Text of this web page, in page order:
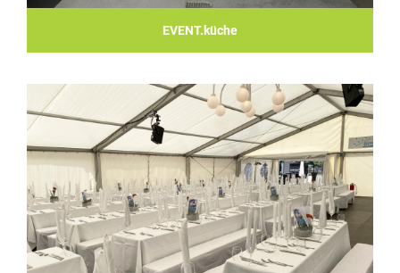
EVENT.küche